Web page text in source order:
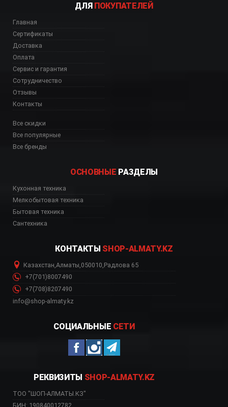
с
ДЛЯ ПОКУПАТЕЛЕЙ
Главная
Сертификаты
Доставка
Оплата
Сервис и гарантия
Сотрудничество
Отзывы
Контакты
Все скидки
Все популярные
Все бренды
ОСНОВНЫЕ РАЗДЕЛЫ
Кухонная техника
Мелкобытовая техника
Бытовая техника
Сантехника
КОНТАКТЫ SHOP-ALMATY.KZ
Казахстан Алматы 050010 Радлова 65
+7(701)8007490
+7(708)8207490
info@shop-almaty.kz
СОЦИАЛЬНЫЕ СЕТИ
РЕКВИЗИТЫ SHOP-ALMATY.KZ
ТОО "ШОП-АЛМАТЫ.КЗ"
БИН: 190840012782